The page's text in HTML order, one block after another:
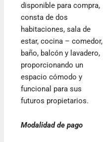
disponible para compra,
consta de dos
habitaciones, sala de
estar, cocina – comedor,
baño, balcón y lavadero,
proporcionando un
espacio cómodo y
funcional para sus
futuros propietarios.
Modalidad de pago